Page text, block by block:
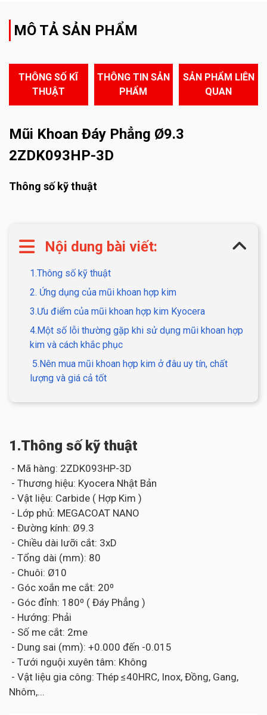
MÔ TẢ SẢN PHẨM
THÔNG SỐ KĨ
THUẬT
THÔNG TIN SẢN
PHẨM
SẢN PHẨM LIÊN
QUAN
Mũi Khoan Đáy Phẳng Ø9.3
2ZDK093HP-3D
Thông số kỹ thuật
Nội dung bài viết:
1.Thông số kỹ thuật
2. Ứng dụng của mũi khoan hợp kim
3.Ưu điểm của mũi khoan hợp kim Kyocera
4.Một số lỗi thường gặp khi sử dụng mũi khoan hợp
kim và cách khắc phục
5.Nên mua mũi khoan hợp kim ở đâu uy tín, chất
lượng và giá cả tốt
1.Thông số kỹ thuật
- Mã hàng: 2ZDK093HP-3D
- Thương hiệu: Kyocera Nhật Bản
- Vật liệu: Carbide ( Hợp Kim )
- Lớp phủ: MEGACOAT NANO
- Đường kính: Ø9.3
- Chiều dài lưỡi cắt: 3xD
- Tổng dài (mm): 80
- Chuôi: Ø10
- Góc xoắn me cắt: 20⁰
- Góc đỉnh: 180⁰ ( Đáy Phẳng )
- Hướng: Phải
- Số me cắt: 2me
- Dung sai (mm): +0.000 đến -0.015
- Tưới nguội xuyên tâm: Không
- Vật liệu gia công: Thép ≤40HRC, Inox, Đồng, Gang,
Nhôm,...